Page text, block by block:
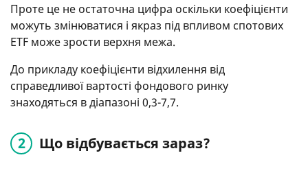
Проте це не остаточна цифра оскільки коефіцієнти
можуть змінюватися і якраз під впливом спотових
ETF може зрости верхня межа.
До прикладу коефіцієнти відхилення від
справедливої вартості фондового ринку
знаходяться в діапазоні 0,3-7,7.
Що відбувається зараз?